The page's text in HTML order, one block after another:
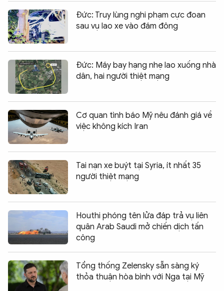
Đức: Truy lùng nghi phạm cực đoan
sau vụ lao xe vào đám đông
Đức: Máy bay hạng nhẹ lao xuống nhà
dân, hai người thiệt mạng
Cơ quan tình báo Mỹ nêu đánh giá về
việc không kích Iran
Tai nạn xe buýt tại Syria, ít nhất 35
người thiệt mạng
Houthi phóng tên lửa đáp trả vụ liên
quân Arab Saudi mở chiến dịch tấn
công
Tổng thống Zelensky sẵn sàng ký
thỏa thuận hòa bình với Nga tại Mỹ